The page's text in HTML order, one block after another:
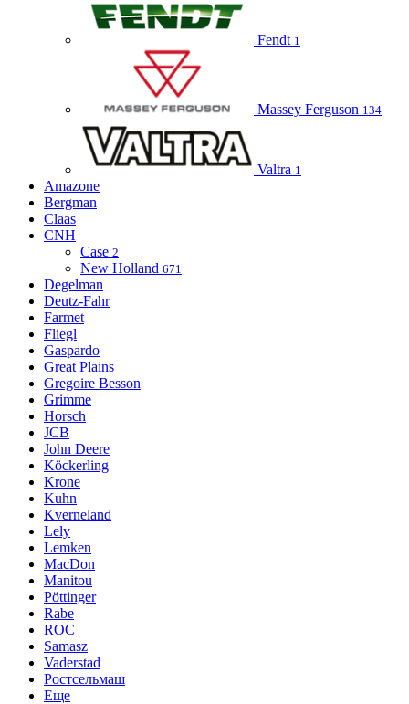
Fendt 1
Massey Ferguson 134
Valtra 1
Amazone
Bergman
Claas
CNH
Case 2
New Holland 671
Degelman
Deutz-Fahr
Farmet
Fliegl
Gaspardo
Great Plains
Gregoire Besson
Grimme
Horsch
JCB
John Deere
Köckerling
Krone
Kuhn
Kverneland
Lely
Lemken
MacDon
Manitou
Pöttinger
Rabe
ROC
Samasz
Vaderstad
Ростсельмаш
Еще